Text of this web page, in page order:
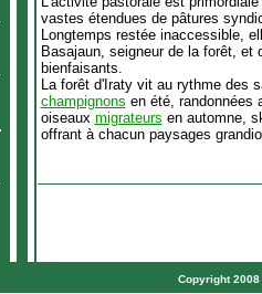
vastes étendues de pâtures
Longtemps restée inaccessible,
Basajaun, seigneur de la forêt, et
bienfaisants.
La forêt d'Iraty vit au rythme des
champignons en été, randonnées
oiseaux migrateurs en automne,
offrant à chacun paysages
Copyright 2008